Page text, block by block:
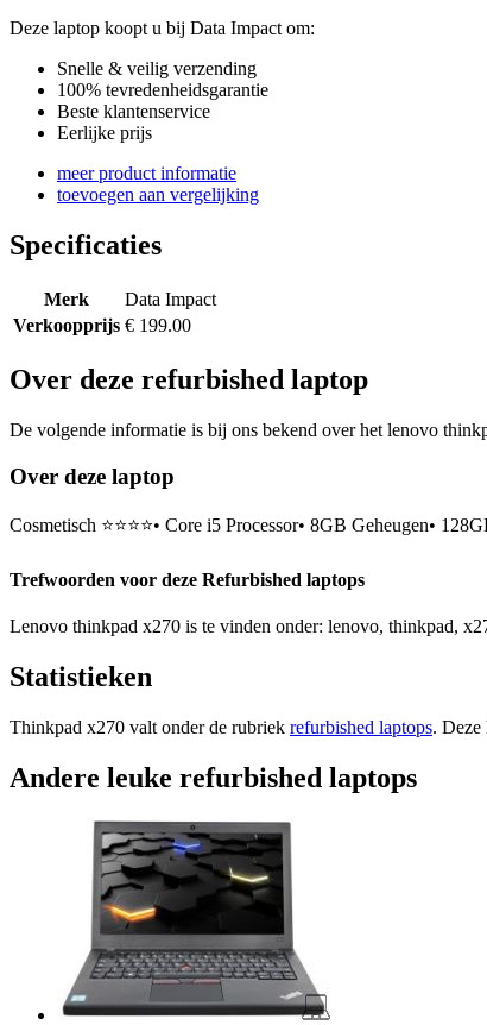
Deze laptop koopt u bij Data Impact om:
Snelle & veilig verzending
100% tevredenheidsgarantie
Beste klantenservice
Eerlijke prijs
meer product informatie
toevoegen aan vergelijking
Specificaties
Merk
Data Impact
Verkoopprijs € 199.00
Over deze refurbished laptop
De volgende informatie is bij ons bekend over het lenovo
Over deze laptop
Cosmetisch ⭐⭐⭐⭐• Core i5 Processor• 8GB Geheugen•
Trefwoorden voor deze Refurbished laptops
Lenovo thinkpad x270 is te vinden onder: lenovo, thinkpad,
Statistieken
Thinkpad x270 valt onder de rubriek refurbished laptops. Deze
Andere leuke refurbished laptops